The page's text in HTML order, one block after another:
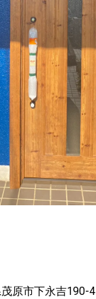
原市下永吉190-4